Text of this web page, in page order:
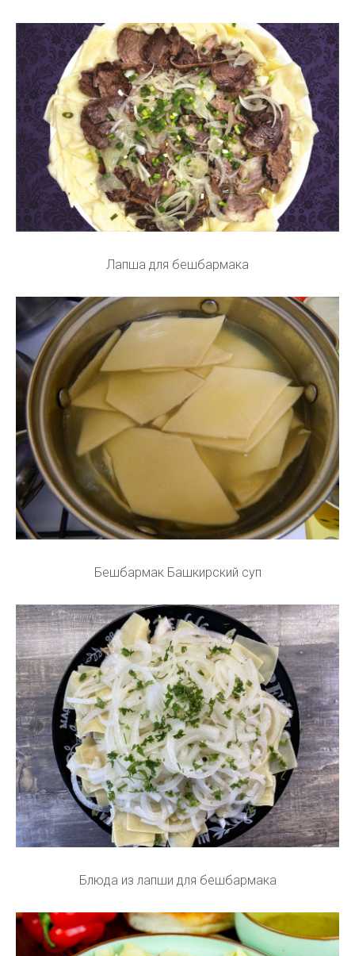
Лапша для бешбармака
Бешбармак Башкирский суп
Блюда из лапши для бешбармака